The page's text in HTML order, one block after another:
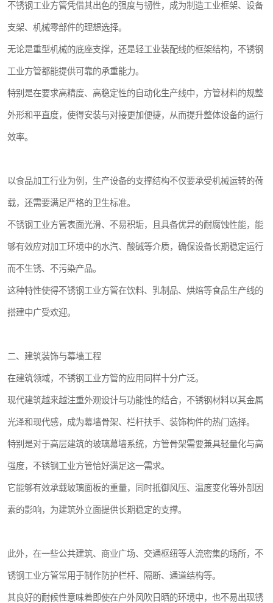
不锈钢工业方管凭借其出色的强度与韧性，成为制造工业框架、设备
支架、机械零部件的理想选择。
无论是重型机械的底座支撑，还是轻工业装配线的框架结构，不锈钢
工业方管都能提供可靠的承重能力。
特别是在要求高精度、高稳定性的自动化生产线中，方管材料的规整
外形和平直度，使得安装与对接更加便捷，从而提升整体设备的运行
效率。
以食品加工行业为例，生产设备的支撑结构不仅要承受机械运转的荷
载，还需要满足严格的卫生标准。
不锈钢工业方管表面光滑、不易积垢，且具备优异的耐腐蚀性能，能
够有效应对加工环境中的水汽、酸碱等介质，确保设备长期稳定运行
而不生锈、不污染产品。
这种特性使得不锈钢工业方管在饮料、乳制品、烘焙等食品生产线的
搭建中广受欢迎。
二、建筑装饰与幕墙工程
在建筑领域，不锈钢工业方管的应用同样十分广泛。
现代建筑越来越注重外观设计与功能性的结合，不锈钢材料以其金属
光泽和现代感，成为幕墙骨架、栏杆扶手、装饰构件的热门选择。
特别是对于高层建筑的玻璃幕墙系统，方管骨架需要兼具轻量化与高
强度，不锈钢工业方管恰好满足这一需求。
它能够有效承载玻璃面板的重量，同时抵御风压、温度变化等外部因
素的影响，为建筑外立面提供长期稳定的支撑。
此外，在一些公共建筑、商业广场、交通枢纽等人流密集的场所，不
锈钢工业方管常用于制作防护栏杆、隔断、通道结构等。
其良好的耐候性意味着即使在户外风吹日晒的环境中，也不易出现锈